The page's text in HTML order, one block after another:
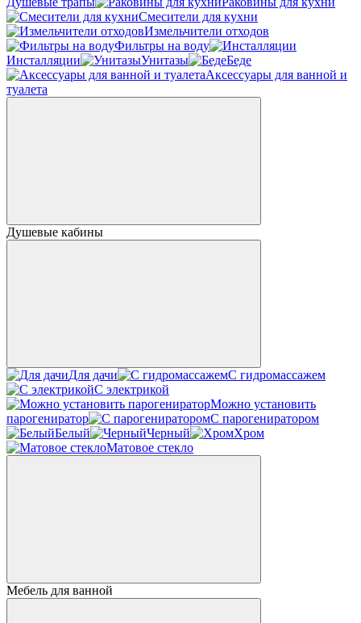
Смесители для кухни
Измельчители отходов
Фильтры на воду
Инсталляции
Унитазы
Беде
Аксессуары для ванной и
туалета
Душевые кабины
Для дачи
С гидромассажем
С электрикой
Можно установить
парогениратор
С парогениратором
Белый
Черный
Хром
Матовое стекло
Мебель для ванной